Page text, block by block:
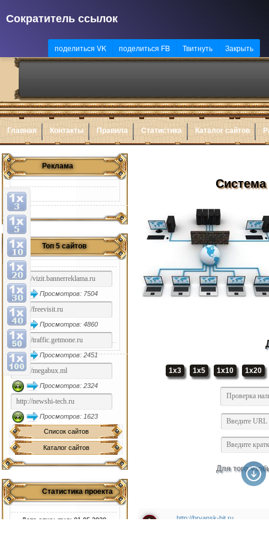
Сократитель ссылок
поделиться VK поделиться FB Твитнуть Закрыть